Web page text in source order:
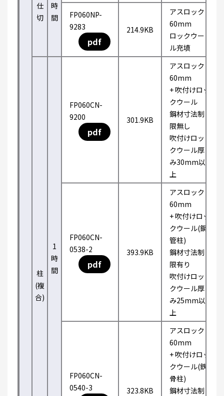
仕
切
時
間
FP060NP-
9283
pdf
214.9KB
アスロック
60mm
ロックウー
ル充填
柱
(複
合)
1
時
間
FP060CN-
9200
pdf
301.9KB
アスロック
60mm
+ 吹付けロッ
クウール
鋼材寸法制
限無し
吹付けロッ
クウール厚
み30mm以
上
FP060CN-
0538-2
pdf
393.9KB
アスロック
60mm
+ 吹付けロッ
クウール(鋼
管柱)
鋼材寸法制
限有り
吹付けロッ
クウール厚
み25mm以
上
FP060CN-
0540-3
323.8KB
アスロック
60mm
+ 吹付けロッ
クウール(鉄
骨柱)
鋼材寸法制